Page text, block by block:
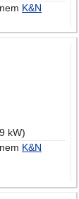
K&N
kW)
K&N